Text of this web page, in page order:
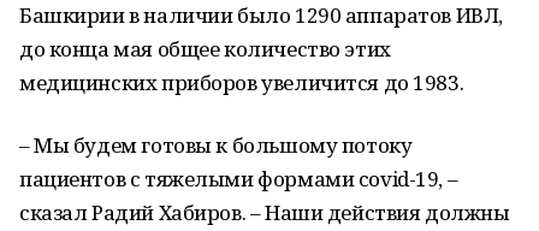
Башкирии в наличии было 1290 аппаратов ИВЛ,
до конца мая общее количество этих
медицинских приборов увеличится до 1983.
– Мы будем готовы к большому потоку
пациентов с тяжелыми формами covid-19, –
сказал Радий Хабиров. – Наши действия должны